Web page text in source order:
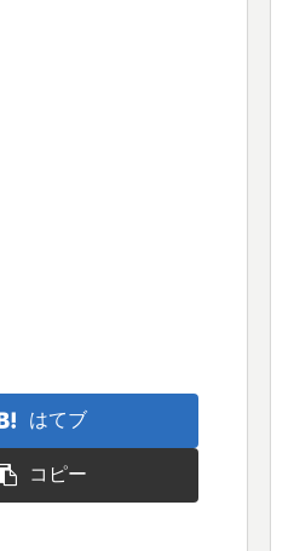
はてブ
コピー